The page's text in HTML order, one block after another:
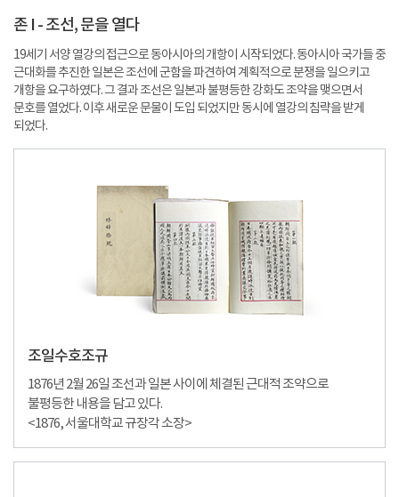
존 I - 조선, 문을 열다
19세기 서양 열강의 접근으로 동아시아의 개항이 시작되었다. 동아시아 국가들 중
근대화를 추진한 일본은 조선에 군함을 파견하여 계획적으로 분쟁을 일으키고
개항을 요구하였다. 그 결과 조선은 일본과 불평등한 강화도 조약을 맺으면서
문호를 열었다. 이후 새로운 문물이 도입 되었지만 동시에 열강의 침략을 받게
되었다.
조일수호조규
1876년 2월 26일 조선과 일본 사이에 체결된 근대적 조약으로
불평등한 내용을 담고 있다.
<1876, 서울대학교 규장각 소장>